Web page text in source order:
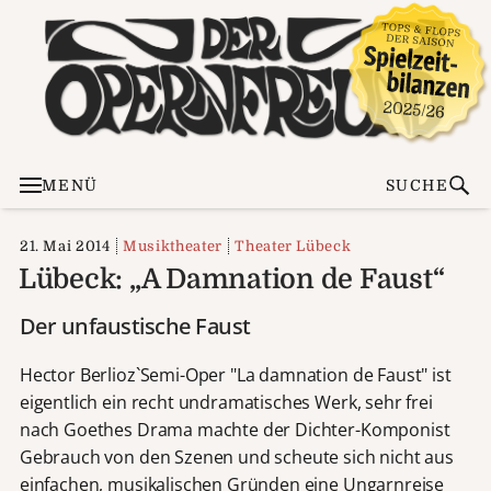
MENÜ SUCHE
21. Mai 2014 Musiktheater Theater Lübeck
Lübeck: „A Damnation de Faust“
Der unfaustische Faust
Hector Berlioz`Semi-Oper "La damnation de Faust" ist
eigentlich ein recht undramatisches Werk, sehr frei
nach Goethes Drama machte der Dichter-Komponist
Gebrauch von den Szenen und scheute sich nicht aus
einfachen, musikalischen Gründen eine Ungarnreise